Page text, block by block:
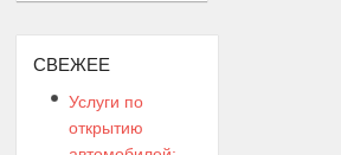
СВЕЖЕЕ
Услуги по
открытию